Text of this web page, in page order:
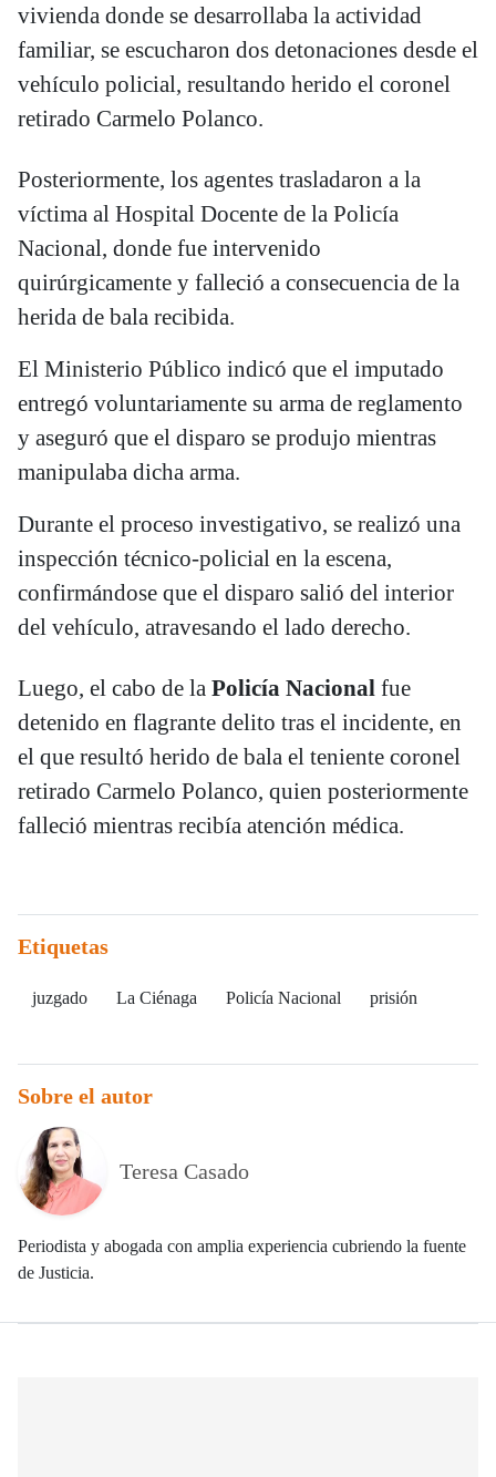
vivienda donde se desarrollaba la actividad
familiar, se escucharon dos detonaciones desde el
vehículo policial, resultando herido el coronel
retirado Carmelo Polanco.
Posteriormente, los agentes trasladaron a la
víctima al Hospital Docente de la Policía
Nacional, donde fue intervenido
quirúrgicamente y falleció a consecuencia de la
herida de bala recibida.
El Ministerio Público indicó que el imputado
entregó voluntariamente su arma de reglamento
y aseguró que el disparo se produjo mientras
manipulaba dicha arma.
Durante el proceso investigativo, se realizó una
inspección técnico-policial en la escena,
confirmándose que el disparo salió del interior
del vehículo, atravesando el lado derecho.
Luego, el cabo de la Policía Nacional fue
detenido en flagrante delito tras el incidente, en
el que resultó herido de bala el teniente coronel
retirado Carmelo Polanco, quien posteriormente
falleció mientras recibía atención médica.
Etiquetas
juzgado La Ciénaga Policía Nacional prisión
Sobre el autor
Teresa Casado
Periodista y abogada con amplia experiencia cubriendo la fuente
de Justicia.